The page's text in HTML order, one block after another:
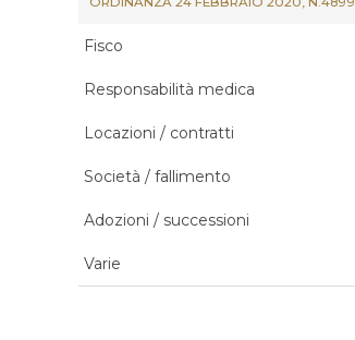
Fisco
Responsabilità medica
Locazioni / contratti
Società / fallimento
Adozioni / successioni
Varie